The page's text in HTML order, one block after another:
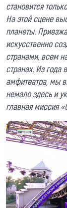
становится
На этой сцене
планеты.
искусственно
странами, всем
странах. Из года
амфитеатра, мы
немало здесь и
главная миссия